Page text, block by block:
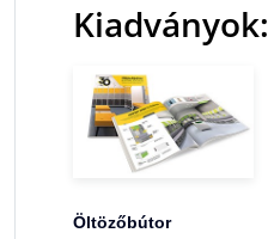
Kiadványok:
Öltözőbútor